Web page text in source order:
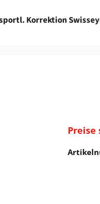
Korrektion
Preise